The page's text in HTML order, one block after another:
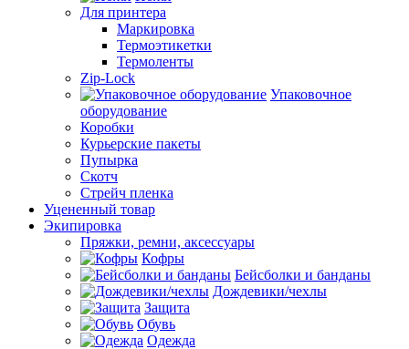
Для принтера
Маркировка
Термоэтикетки
Термоленты
Zip-Lock
Упаковочное
оборудование
Коробки
Курьерские пакеты
Пупырка
Скотч
Стрейч пленка
Уцененный товар
Экипировка
Пряжки, ремни, аксессуары
Кофры
Бейсболки и банданы
Дождевики/чехлы
Защита
Обувь
Одежда